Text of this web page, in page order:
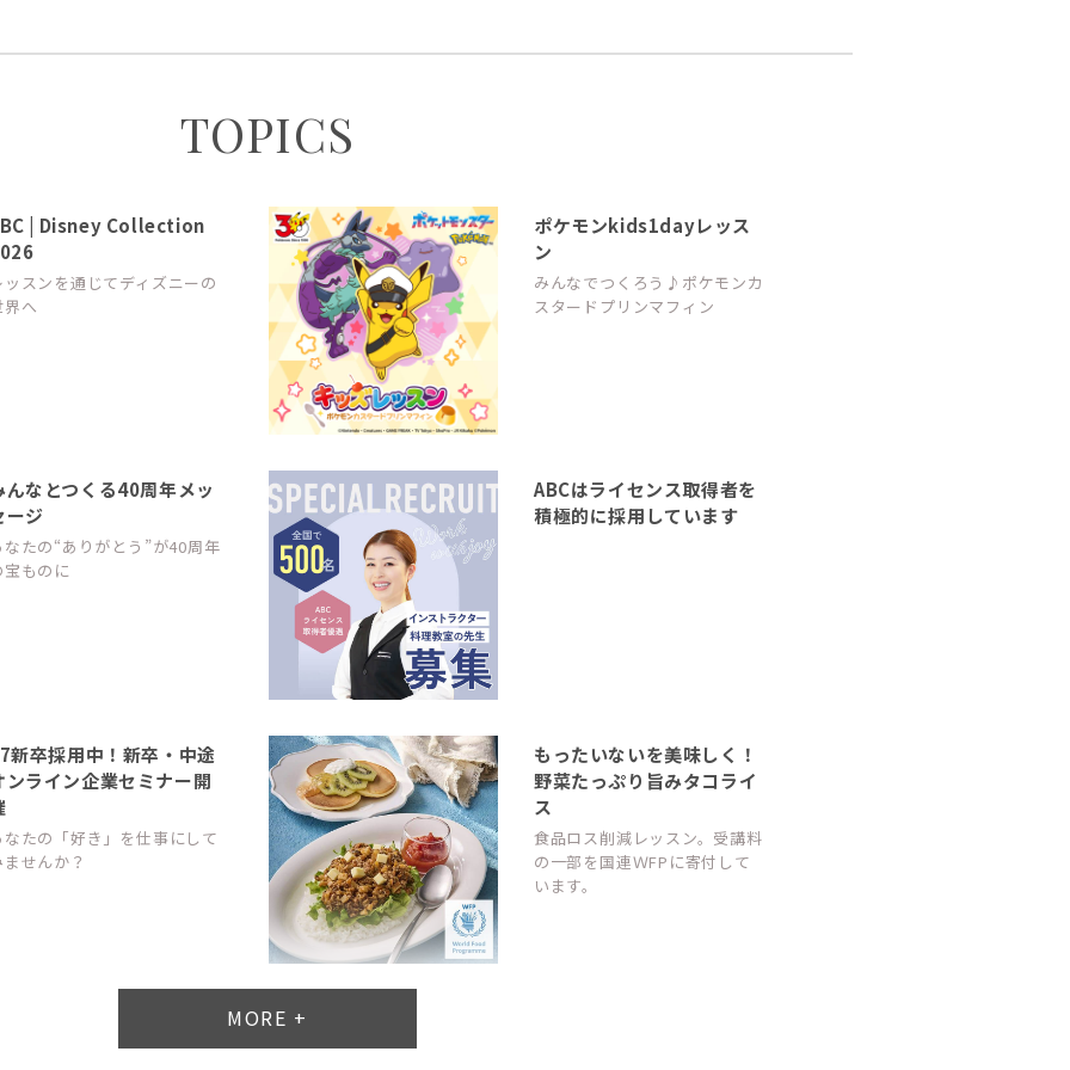
TOPICS
| Disney Collection
ッスンを通じてディズニーの
界へ
ポケモンkids1dayレッス
ン
みんなでつくろう♪ポケモンカ
スタードプリンマフィン
んなとつくる40周年メッ
ージ
なたの“ありがとう”が40周年
宝ものに
ABCはライセンス取得者を
積極的に採用しています
新卒採用中！新卒・中途
ンライン企業セミナー開
なたの「好き」を仕事にして
せんか？
もったいないを美味しく！
野菜たっぷり旨みタコライ
ス
食品ロス削減レッスン。受講料
の一部を国連ＷFPに寄付して
います。
MORE +